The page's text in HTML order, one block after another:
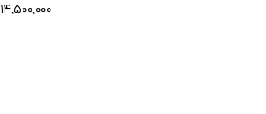
۱۴,۵۰۰,۰۰۰ تومان